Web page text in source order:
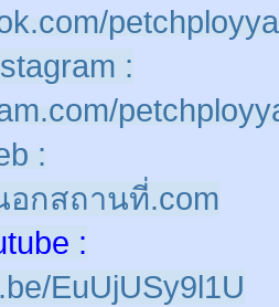
:
:
อกสถานที่.com
:
EuUjUSy9l1U